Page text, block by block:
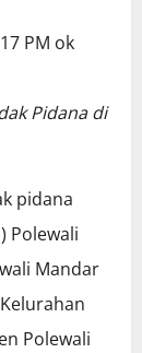
Pidana di
pidana
Polewali
Mandar
Polewali